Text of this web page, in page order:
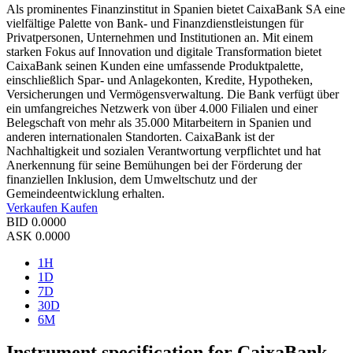
Als prominentes Finanzinstitut in Spanien bietet CaixaBank SA eine
vielfältige Palette von Bank- und Finanzdienstleistungen für
Privatpersonen, Unternehmen und Institutionen an. Mit einem
starken Fokus auf Innovation und digitale Transformation bietet
CaixaBank seinen Kunden eine umfassende Produktpalette,
einschließlich Spar- und Anlagekonten, Kredite, Hypotheken,
Versicherungen und Vermögensverwaltung. Die Bank verfügt über
ein umfangreiches Netzwerk von über 4.000 Filialen und einer
Belegschaft von mehr als 35.000 Mitarbeitern in Spanien und
anderen internationalen Standorten. CaixaBank ist der
Nachhaltigkeit und sozialen Verantwortung verpflichtet und hat
Anerkennung für seine Bemühungen bei der Förderung der
finanziellen Inklusion, dem Umweltschutz und der
Gemeindeentwicklung erhalten.
Verkaufen Kaufen
BID 0.0000
ASK 0.0000
1H
1D
7D
30D
6M